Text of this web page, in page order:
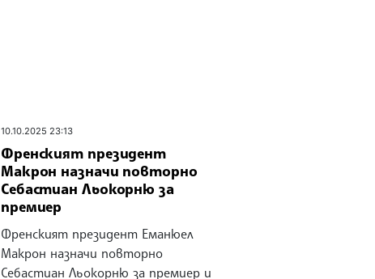
10.10.2025 23:13
Френският президент
Макрон назначи повторно
Себастиан Льокорню за
премиер
Френският президент Еманюел
Макрон назначи повторно
Себастиан Льокорню за премиер и